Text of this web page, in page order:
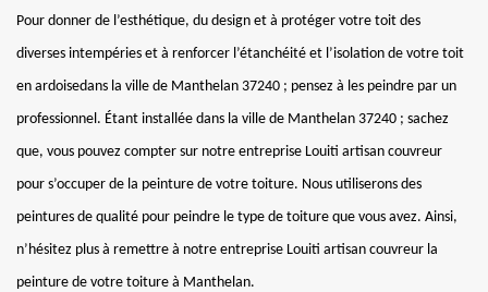
Pour donner de l’esthétique, du design et à protéger votre toit des
diverses intempéries et à renforcer l’étanchéité et l’isolation de votre toit
en ardoisedans la ville de Manthelan 37240 ; pensez à les peindre par un
professionnel. Étant installée dans la ville de Manthelan 37240 ; sachez
que, vous pouvez compter sur notre entreprise Louiti artisan couvreur
pour s’occuper de la peinture de votre toiture. Nous utiliserons des
peintures de qualité pour peindre le type de toiture que vous avez. Ainsi,
n’hésitez plus à remettre à notre entreprise Louiti artisan couvreur la
peinture de votre toiture à Manthelan.